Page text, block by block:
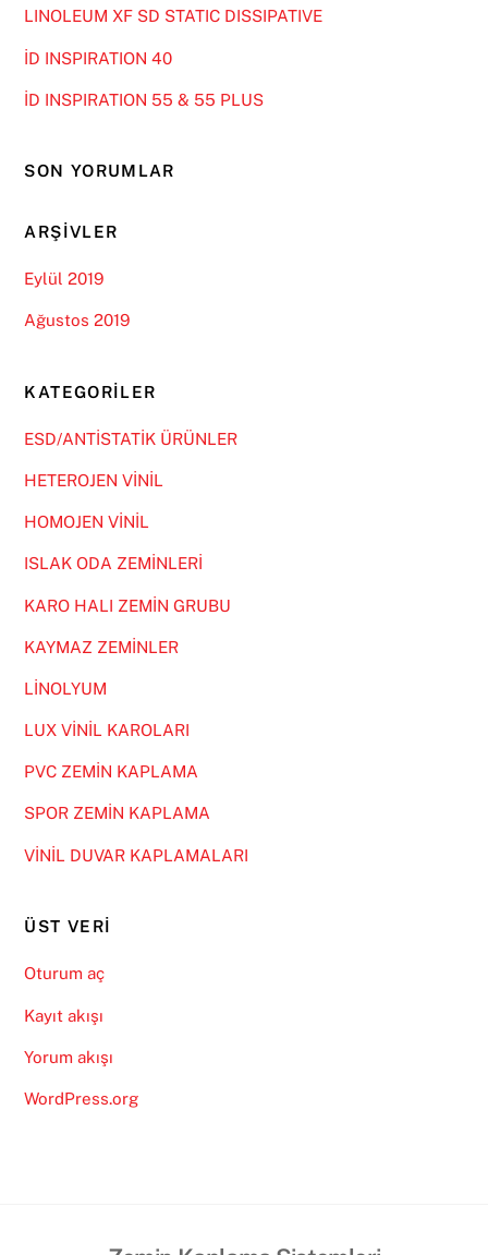
LINOLEUM XF SD STATIC DISSIPATIVE
İD INSPIRATION 40
İD INSPIRATION 55 & 55 PLUS
SON YORUMLAR
ARŞIVLER
Eylül 2019
Ağustos 2019
KATEGORILER
ESD/ANTİSTATİK ÜRÜNLER
HETEROJEN VİNİL
HOMOJEN VİNİL
ISLAK ODA ZEMİNLERİ
KARO HALI ZEMİN GRUBU
KAYMAZ ZEMİNLER
LİNOLYUM
LUX VİNİL KAROLARI
PVC ZEMİN KAPLAMA
SPOR ZEMİN KAPLAMA
VİNİL DUVAR KAPLAMALARI
ÜST VERI
Oturum aç
Kayıt akışı
Yorum akışı
WordPress.org